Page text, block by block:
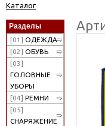
Каталог
Разделы
[01] ОДЕЖДА
[02] ОБУВЬ
[03]
ГОЛОВНЫЕ
УБОРЫ
[04] РЕМНИ
[05]
СНАРЯЖЕНИЕ